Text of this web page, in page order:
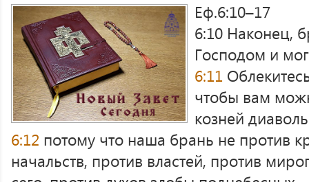
Еф.6:10–17
6:10 Наконец,
Господом и
6:11
чтобы вам
козней
6:12 потому что наша брань не против
начальств, против властей, против